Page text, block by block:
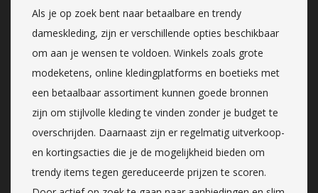
Als je op zoek bent naar betaalbare en trendy
dameskleding, zijn er verschillende opties beschikbaar
om aan je wensen te voldoen. Winkels zoals grote
modeketens, online kledingplatforms en boetieks met
een betaalbaar assortiment kunnen goede bronnen
zijn om stijlvolle kleding te vinden zonder je budget te
overschrijden. Daarnaast zijn er regelmatig uitverkoop-
en kortingsacties die je de mogelijkheid bieden om
trendy items tegen gereduceerde prijzen te scoren.